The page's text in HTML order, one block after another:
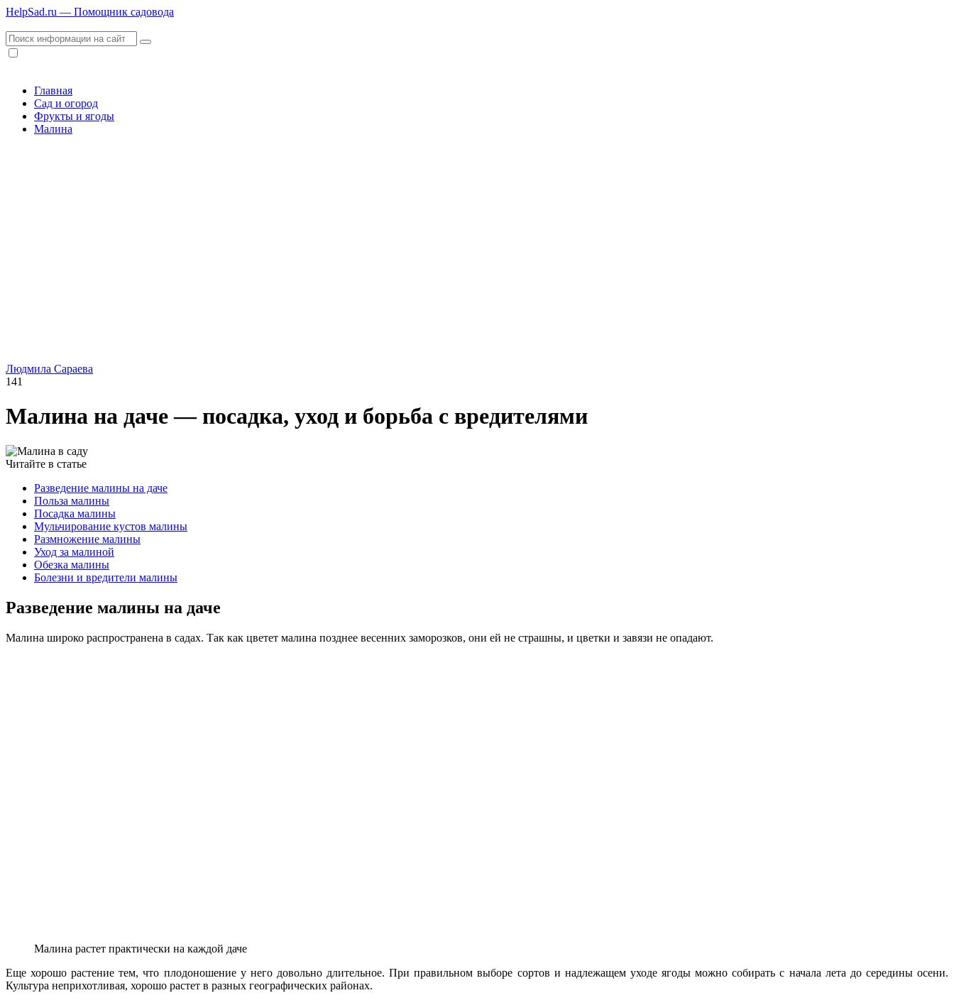
HelpSad.ru — Помощник садовода
Главная
Сад и огород
Фрукты и ягоды
Малина
Людмила Сараева
141
Малина на даче — посадка, уход и борьба с вредителями
Читайте в статье
Разведение малины на даче
Польза малины
Посадка малины
Мульчирование кустов малины
Размножение малины
Уход за малиной
Обезка малины
Болезни и вредители малины
Разведение малины на даче
Малина широко распространена в садах. Так как цветет малина позднее весенних заморозков, они ей не страшны, и цветки и завязи не опадают.
Малина растет практически на каждой даче
Еще хорошо растение тем, что плодоношение у него довольно длительное. При правильном выборе сортов и надлежащем уходе ягоды можно собирать с начала лета до середины осени.
Культура неприхотливая, хорошо растет в разных географических районах.